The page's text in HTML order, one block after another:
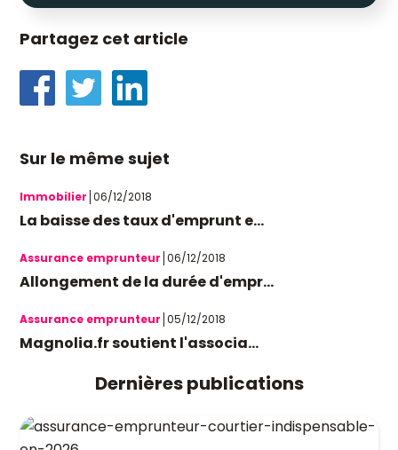
Partagez cet article
Sur le même sujet
Immobilier 06/12/2018
La baisse des taux d'emprunt e...
Assurance emprunteur 06/12/2018
Allongement de la durée d'empr...
Assurance emprunteur 05/12/2018
Magnolia.fr soutient l'associa...
Dernières publications